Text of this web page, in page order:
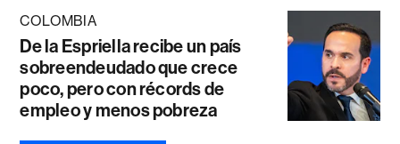
COLOMBIA
De la Espriella recibe un país
sobreendeudado que crece
poco, pero con récords de
empleo y menos pobreza